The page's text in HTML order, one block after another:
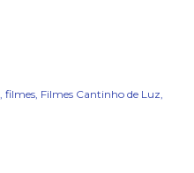
filmes Filmes Cantinho de Luz